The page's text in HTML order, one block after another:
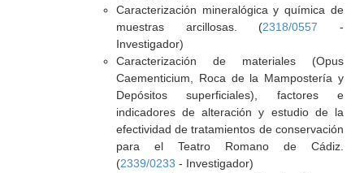
Caracterización mineralógica y química de
muestras arcillosas. (2318/0557 -
Investigador)
Caracterización de materiales (Opus
Caementicium, Roca de la Mampostería y
Depósitos superficiales), factores e
indicadores de alteración y estudio de la
efectividad de tratamientos de conservación
para el Teatro Romano de Cádiz.
(2339/0233 - Investigador)